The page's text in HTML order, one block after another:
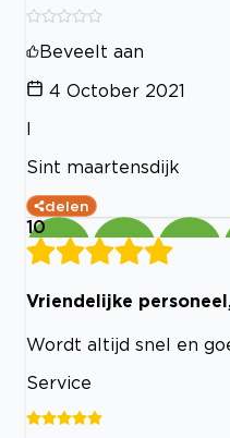
Beveelt aan
4 October 2021
Sint maartensdijk
delen
10
Vriendelijke
Wordt altijd snel en
Service